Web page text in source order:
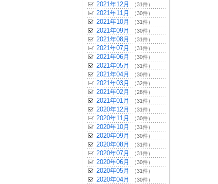
2021年12月 （31件）
2021年11月 （30件）
2021年10月 （31件）
2021年09月 （30件）
2021年08月 （31件）
2021年07月 （31件）
2021年06月 （30件）
2021年05月 （31件）
2021年04月 （30件）
2021年03月 （32件）
2021年02月 （28件）
2021年01月 （31件）
2020年12月 （31件）
2020年11月 （30件）
2020年10月 （31件）
2020年09月 （30件）
2020年08月 （31件）
2020年07月 （31件）
2020年06月 （30件）
2020年05月 （31件）
2020年04月 （30件）